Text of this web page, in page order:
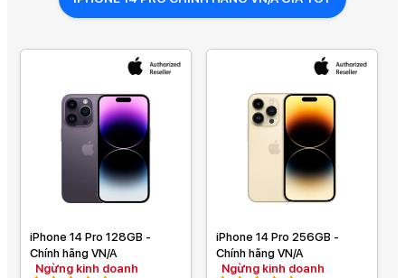
iPhone 14 Pro 128GB -
Chính hãng VN/A
Ngừng kinh doanh
iPhone 14 Pro 256GB -
Chính hãng VN/A
Ngừng kinh doanh